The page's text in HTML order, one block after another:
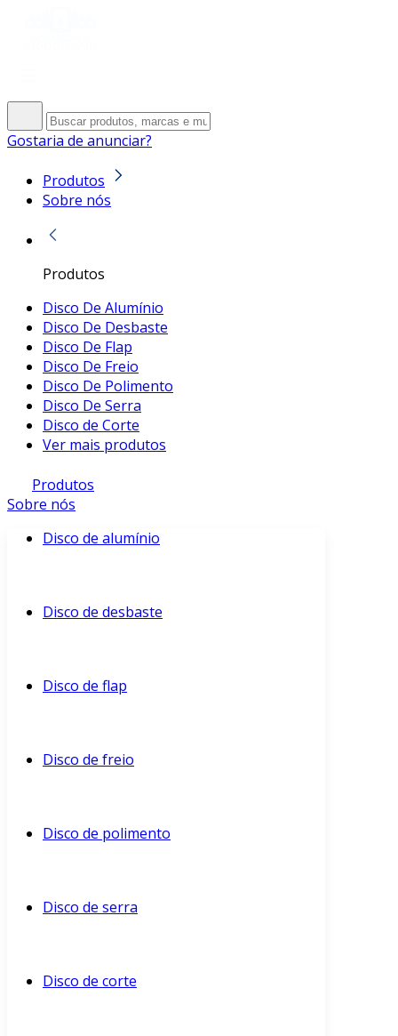
Gostaria de anunciar?
Produtos
Sobre nós
Produtos
Disco De Alumínio
Disco De Desbaste
Disco De Flap
Disco De Freio
Disco De Polimento
Disco De Serra
Disco de Corte
Ver mais produtos
Produtos
Sobre nós
Disco de alumínio
Disco de desbaste
Disco de flap
Disco de freio
Disco de polimento
Disco de serra
Disco de corte